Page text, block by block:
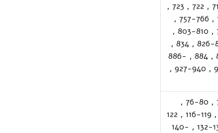
,
722
,
723
,
,
757-766
,
,
803-810
,
826-
,
834
,
,
884
,
886-
,
927-940
,
,
76-80
,
,
116-119
,
122
132-
,
140-